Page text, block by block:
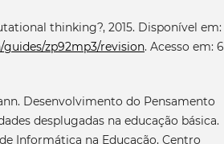
thinking?, 2015. Disponível em:
zp92mp3/revision. Acesso em: 6
Desenvolvimento do Pensamento
desplugadas na educação básica.
Informática na Educação, Centro